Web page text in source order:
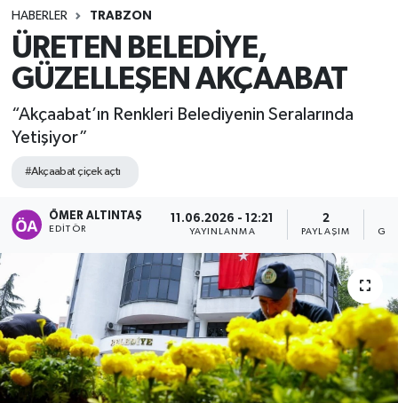
HABERLER TRABZON
ÜRETEN BELEDİYE,
GÜZELLEŞEN AKÇAABAT
“Akçaabat’ın Renkleri Belediyenin Seralarında
Yetişiyor”
#Akçaabat çiçek açtı
ÖMER ALTINTAŞ
EDITÖR
11.06.2026 - 12:21
YAYINLANMA
2
PAYLAŞIM
Trafik Durumu
Süper Lig Puan Durumu ve Fikstür
Son Dakika Haberleri